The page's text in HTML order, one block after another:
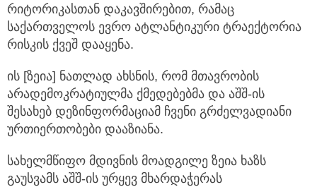
რიტორიკასთან დაკავშირებით, რამაც
საქართველოს ევრო ატლანტიკური ტრაექტორია
რისკის ქვეშ დააყენა.
ის [ზეია] ნათლად ახსნის, რომ მთავრობის
არადემოკრატიულმა ქმედებებმა და აშშ-ის
შესახებ დეზინფორმაციამ ჩვენი გრძელვადიანი
ურთიერთობები დააზიანა.
სახელმწიფო მდივნის მოადგილე ზეია ხაზს
გაუსვამს აშშ-ის ურყევ მხარდაჭერას